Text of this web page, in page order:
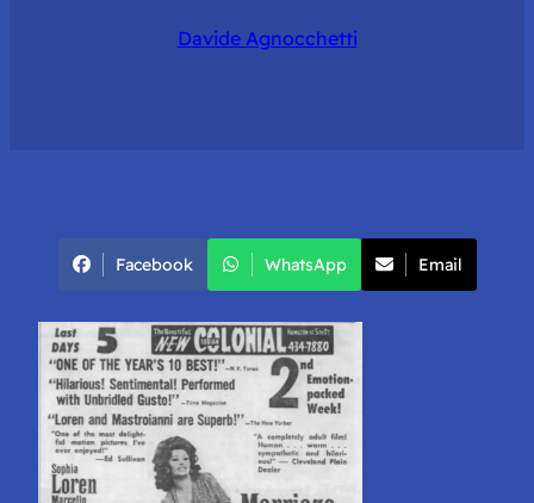
Davide Agnocchetti
Facebook WhatsApp Email